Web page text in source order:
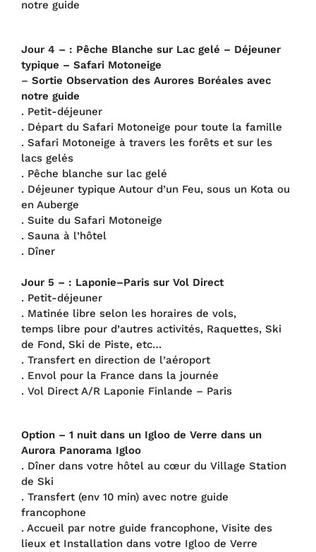
notre guide
Jour 4 – : Pêche Blanche sur Lac gelé – Déjeuner
typique – Safari Motoneige
– Sortie Observation des Aurores Boréales avec
notre guide
. Petit-déjeuner
. Départ du Safari Motoneige pour toute la famille
. Safari Motoneige à travers les forêts et sur les
lacs gelés
. Pêche blanche sur lac gelé
. Déjeuner typique Autour d’un Feu, sous un Kota ou
en Auberge
. Suite du Safari Motoneige
. Sauna à l’hôtel
. Dîner
Jour 5 – : Laponie–Paris sur Vol Direct
. Petit-déjeuner
. Matinée libre selon les horaires de vols,
temps libre pour d’autres activités, Raquettes, Ski
de Fond, Ski de Piste, etc…
. Transfert en direction de l’aéroport
. Envol pour la France dans la journée
. Vol Direct A/R Laponie Finlande – Paris
Option – 1 nuit dans un Igloo de Verre dans un
Aurora Panorama Igloo
. Dîner dans votre hôtel au cœur du Village Station
de Ski
. Transfert (env 10 min) avec notre guide
francophone
. Accueil par notre guide francophone, Visite des
lieux et Installation dans votre Igloo de Verre